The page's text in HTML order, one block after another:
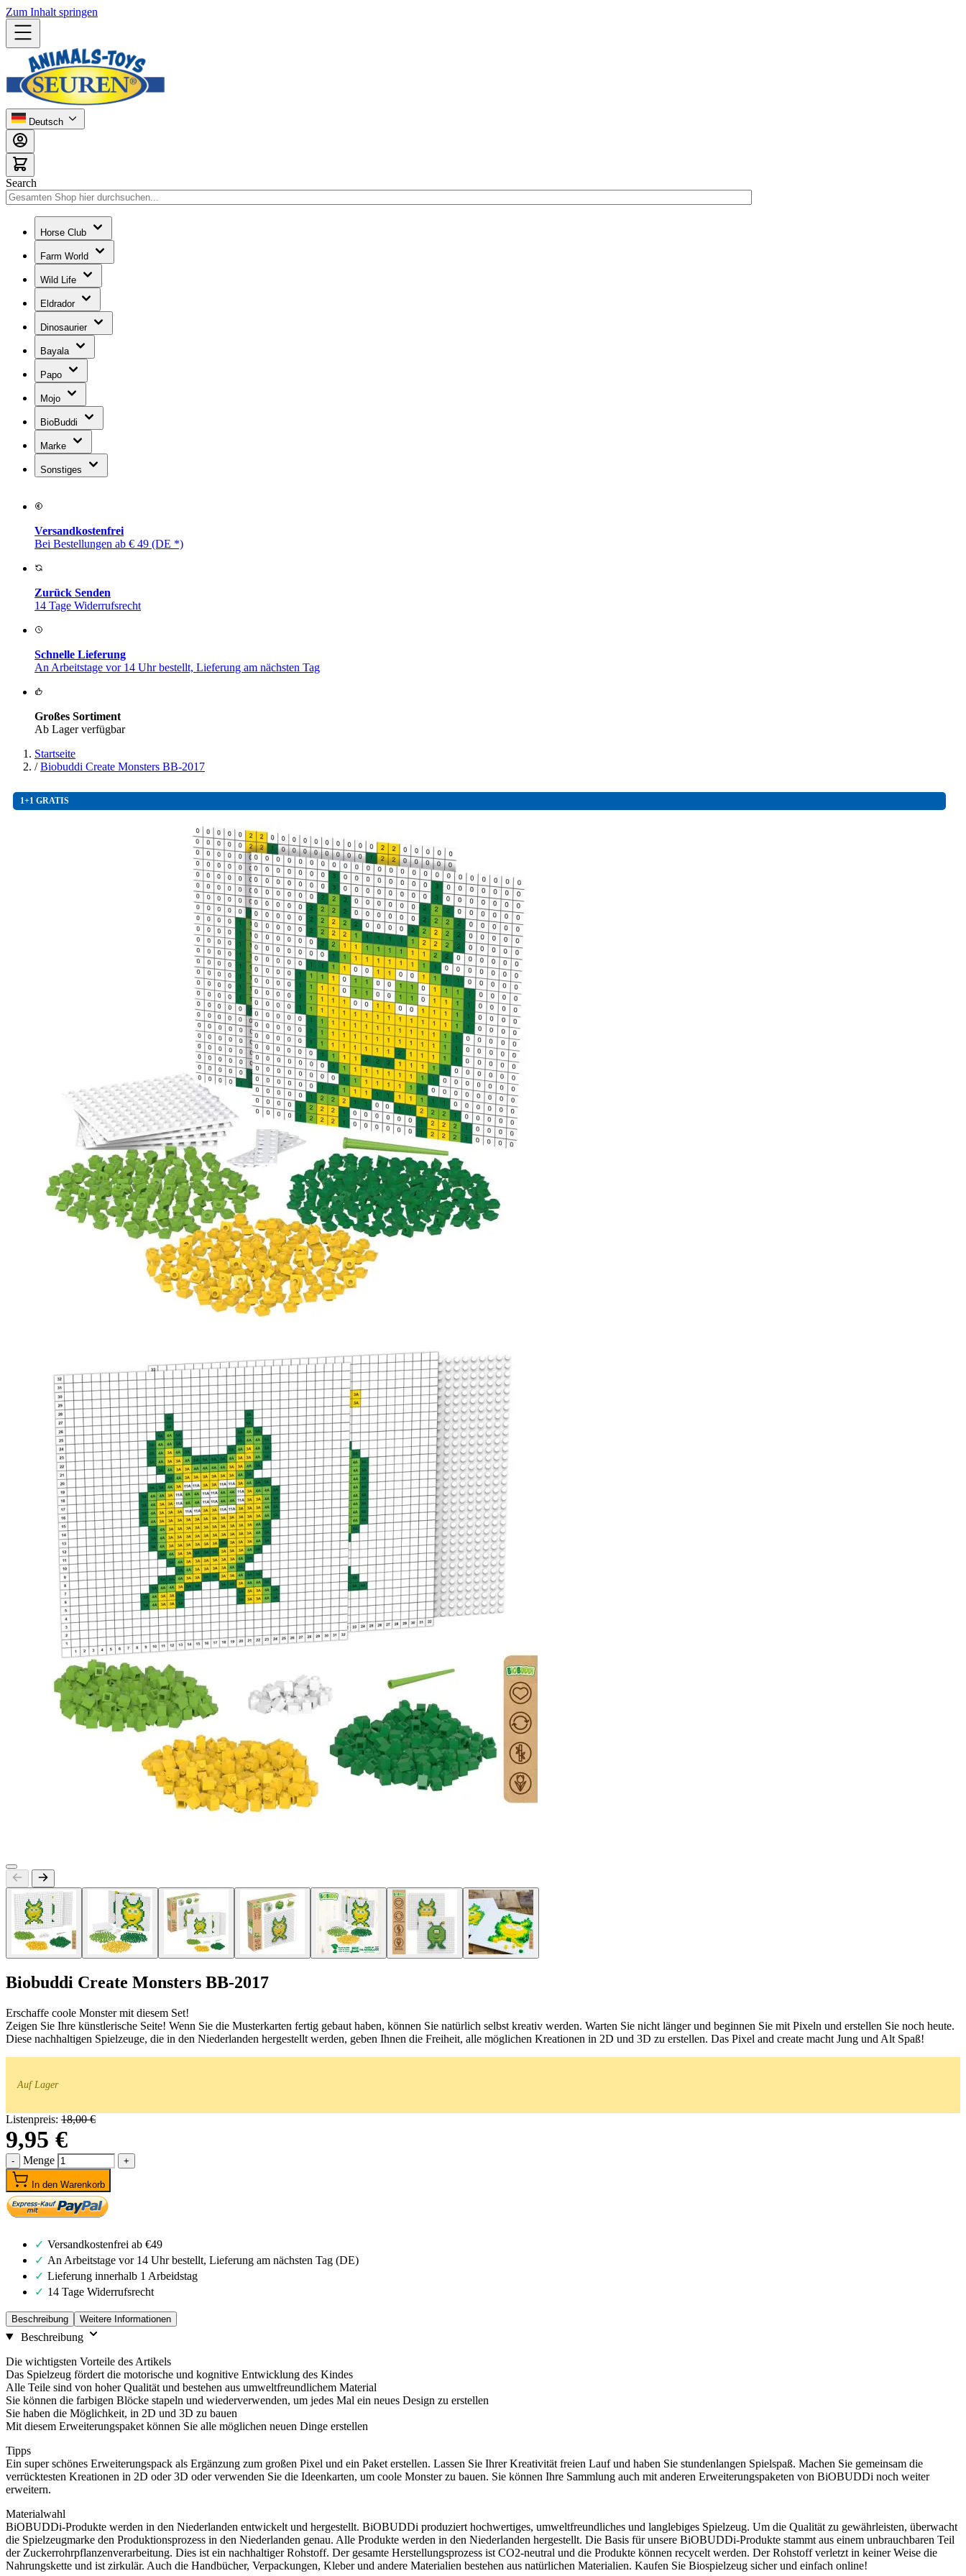
Zum Inhalt springen
Deutsch
Search
Horse Club
Farm World
Wild Life
Eldrador
Dinosaurier
Bayala
Papo
Mojo
BioBuddi
Marke
Sonstiges
Versandkostenfrei
Bei Bestellungen ab € 49 (DE *)
Zurück Senden
14 Tage Widerrufsrecht
Schnelle Lieferung
An Arbeitstage vor 14 Uhr bestellt, Lieferung am nächsten Tag
Großes Sortiment
Ab Lager verfügbar
Startseite
/ Biobuddi Create Monsters BB-2017
1+1 GRATIS
Biobuddi Create Monsters BB-2017
Erschaffe coole Monster mit diesem Set!
Zeigen Sie Ihre künstlerische Seite! Wenn Sie die Musterkarten fertig gebaut haben, können Sie natürlich selbst kreativ werden. Warten Sie nicht länger und beginnen Sie mit Pixeln und erstellen Sie noch heute.
Diese nachhaltigen Spielzeuge, die in den Niederlanden hergestellt werden, geben Ihnen die Freiheit, alle möglichen Kreationen in 2D und 3D zu erstellen. Das Pixel and create macht Jung und Alt Spaß!
Auf Lager
Listenpreis: 18,00 €
9,95 €
- Menge +
In den Warenkorb
Versandkostenfrei ab €49
An Arbeitstage vor 14 Uhr bestellt, Lieferung am nächsten Tag (DE)
Lieferung innerhalb 1 Arbeidstag
14 Tage Widerrufsrecht
Beschreibung Weitere Informationen
Beschreibung
Die wichtigsten Vorteile des Artikels
Das Spielzeug fördert die motorische und kognitive Entwicklung des Kindes
Alle Teile sind von hoher Qualität und bestehen aus umweltfreundlichem Material
Sie können die farbigen Blöcke stapeln und wiederverwenden, um jedes Mal ein neues Design zu erstellen
Sie haben die Möglichkeit, in 2D und 3D zu bauen
Mit diesem Erweiterungspaket können Sie alle möglichen neuen Dinge erstellen
Tipps
Ein super schönes Erweiterungspack als Ergänzung zum großen Pixel und ein Paket erstellen. Lassen Sie Ihrer Kreativität freien Lauf und haben Sie stundenlangen Spielspaß. Machen Sie gemeinsam die
verrücktesten Kreationen in 2D oder 3D oder verwenden Sie die Ideenkarten, um coole Monster zu bauen. Sie können Ihre Sammlung auch mit anderen Erweiterungspaketen von BiOBUDDi noch weiter
erweitern.
Materialwahl
BiOBUDDi-Produkte werden in den Niederlanden entwickelt und hergestellt. BiOBUDDi produziert hochwertiges, umweltfreundliches und langlebiges Spielzeug. Um die Qualität zu gewährleisten, überwacht
die Spielzeugmarke den Produktionsprozess in den Niederlanden genau. Alle Produkte werden in den Niederlanden hergestellt. Die Basis für unsere BiOBUDDi-Produkte stammt aus einem unbrauchbaren Teil
der Zuckerrohrpflanzenverarbeitung. Dies ist ein nachhaltiger Rohstoff. Der gesamte Herstellungsprozess ist CO2-neutral und die Produkte können recycelt werden. Der Rohstoff verletzt in keiner Weise die
Nahrungskette und ist zirkulär. Auch die Handbücher, Verpackungen, Kleber und andere Materialien bestehen aus natürlichen Materialien. Kaufen Sie Biospielzeug sicher und einfach online!